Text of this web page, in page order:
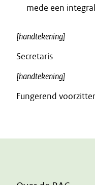
mede een
[handtekening]
Secretaris
[handtekening]
Fungerend voorzitter